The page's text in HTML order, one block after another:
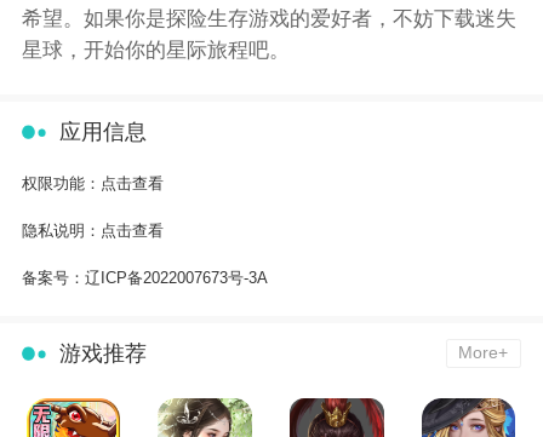
希望。如果你是探险生存游戏的爱好者，不妨下载迷失
星球，开始你的星际旅程吧。
应用信息
权限功能： 点击查看
隐私说明： 点击查看
备案号： 辽ICP备2022007673号-3A
游戏推荐 More+